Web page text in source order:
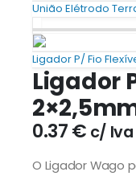
União Elétrodo
Ligador P/ Fio
Ligador
0.37€ c/ Iva
O Ligador Wago